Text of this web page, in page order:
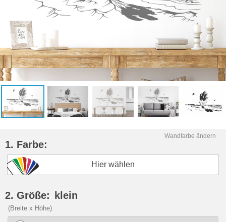
Wandfarbe ändern
1. Farbe:
Hier wählen
2. Größe: klein
(Breite x Höhe)